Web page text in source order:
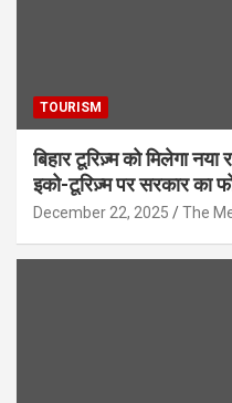
TOURISM
बिहार टूरिज़्म को मिलेगा
इको-टूरिज़्म पर सरकार का
December 22, 2025 The